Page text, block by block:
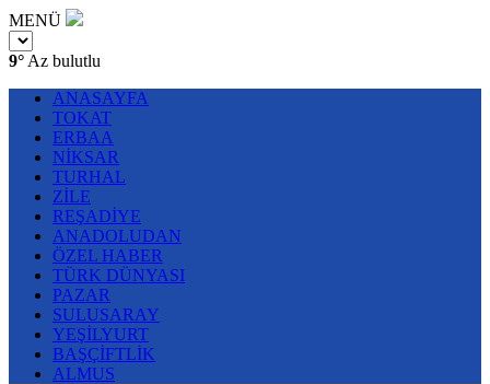
MENÜ
9° Az bulutlu
ANASAYFA
TOKAT
ERBAA
NİKSAR
TURHAL
ZİLE
REŞADİYE
ANADOLUDAN
ÖZEL HABER
TÜRK DÜNYASI
PAZAR
SULUSARAY
YEŞİLYURT
BAŞÇİFTLİK
ALMUS